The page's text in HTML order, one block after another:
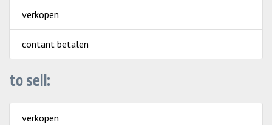
verkopen
contant betalen
to sell:
verkopen